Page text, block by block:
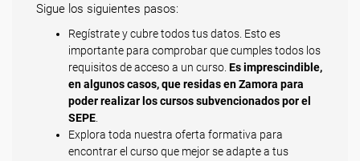
Sigue los siguientes pasos:
Regístrate y cubre todos tus datos. Esto es
importante para comprobar que cumples todos los
requisitos de acceso a un curso. Es imprescindible,
en algunos casos, que residas en Zamora para
poder realizar los cursos subvencionados por el
SEPE
Explora toda nuestra oferta formativa para
encontrar el curso que mejor se adapte a tus